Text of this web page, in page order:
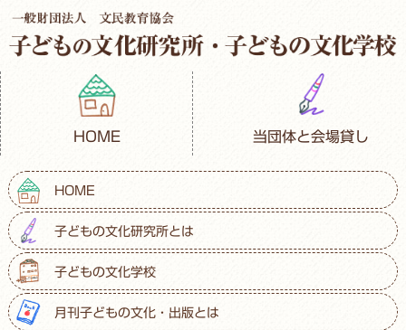
HOME 当団体と会場貸し
HOME
子どもの文化研究所とは
子どもの文化学校
月刊子どもの文化・出版とは